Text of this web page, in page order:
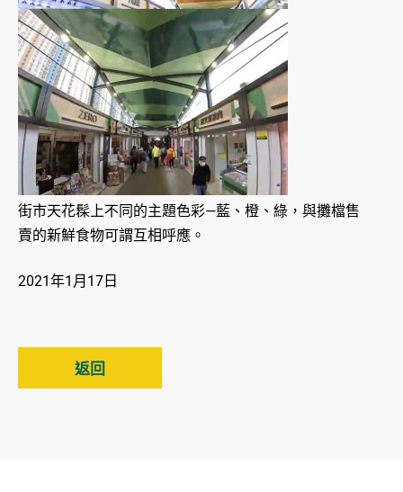
街市天花髹上不同的主題色彩—藍、橙、綠，與攤檔售
賣的新鮮食物可謂互相呼應。
2021年1月17日
返回